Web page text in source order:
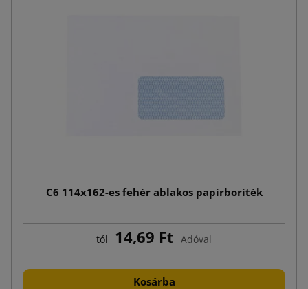
C6 114x162-es fehér ablakos papírboríték
tól 14,69 Ft Adóval
Kosárba